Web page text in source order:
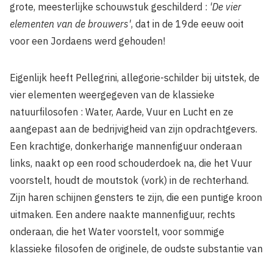
grote, meesterlijke schouwstuk geschilderd : 'De vier
elementen van de brouwers', dat in de 19de eeuw ooit
voor een Jordaens werd gehouden!
Eigenlijk heeft Pellegrini, allegorie-schilder bij uitstek, de
vier elementen weergegeven van de klassieke
natuurfilosofen : Water, Aarde, Vuur en Lucht en ze
aangepast aan de bedrijvigheid van zijn opdrachtgevers.
Een krachtige, donkerharige mannenfiguur onderaan
links, naakt op een rood schouderdoek na, die het Vuur
voorstelt, houdt de moutstok (vork) in de rechterhand.
Zijn haren schijnen gensters te zijn, die een puntige kroon
uitmaken. Een andere naakte mannenfiguur, rechts
onderaan, die het Water voorstelt, voor sommige
klassieke filosofen de originele, de oudste substantie van